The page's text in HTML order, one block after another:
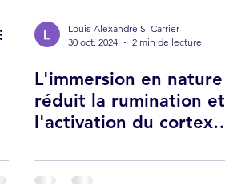
Louis-Alexandre S. Carrier
30 oct. 2024
2 min de lecture
L'immersion en nature
réduit la rumination et
l'activation du cortex